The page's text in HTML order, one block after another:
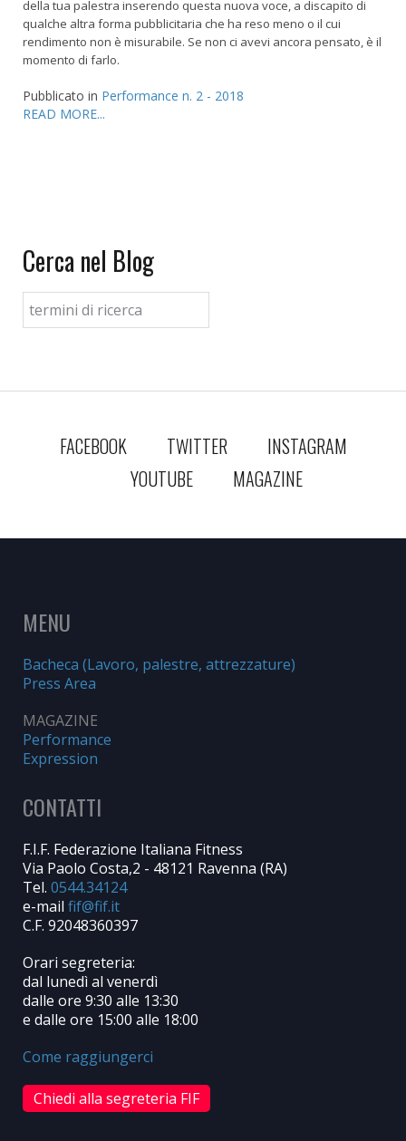
della tua palestra inserendo questa nuova voce, a discapito di
qualche altra forma pubblicitaria che ha reso meno o il cui
rendimento non è misurabile. Se non ci avevi ancora pensato, è il
momento di farlo.
Pubblicato in Performance n. 2 - 2018
READ MORE...
Cerca nel Blog
FACEBOOK TWITTER
INSTAGRAM
YOUTUBE
MAGAZINE
MENU
Bacheca (Lavoro, palestre, attrezzature)
Press Area
MAGAZINE
Performance
Expression
CONTATTI
F.I.F. Federazione Italiana Fitness
Via Paolo Costa,2 - 48121 Ravenna (RA)
Tel. 0544.34124
e-mail
C.F. 92048360397
Orari segreteria:
dal lunedì al venerdì
dalle ore 9:30 alle 13:30
e dalle ore 15:00 alle 18:00
Come raggiungerci
Chiedi alla segreteria FIF